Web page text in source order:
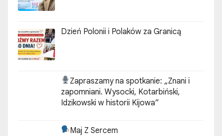
Dzień Polonii i Polaków za Granicą
Zapraszamy na spotkanie: „Znani i
zapomniani. Wysocki, Kotarbiński,
Idzikowski w historii Kijowa”
Maj Z Sercem